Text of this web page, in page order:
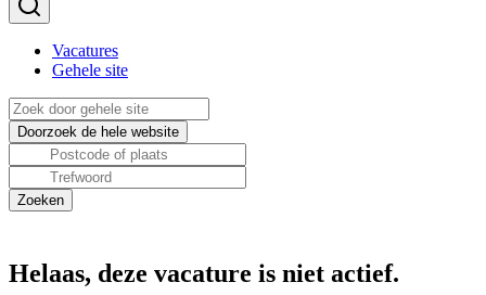
Vacatures
Gehele site
Helaas, deze vacature is niet actief.